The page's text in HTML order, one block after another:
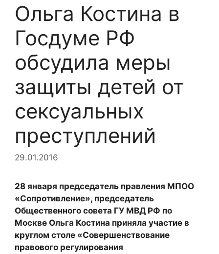
Ольга Костина в
Госдуме РФ
обсудила меры
защиты детей от
сексуальных
преступлений
29.01.2016
28 января председатель правления МПОО
«Сопротивление», председатель
Общественного совета ГУ МВД РФ по
Москве Ольга Костина приняла участие в
круглом столе «Совершенствование
правового регулирования